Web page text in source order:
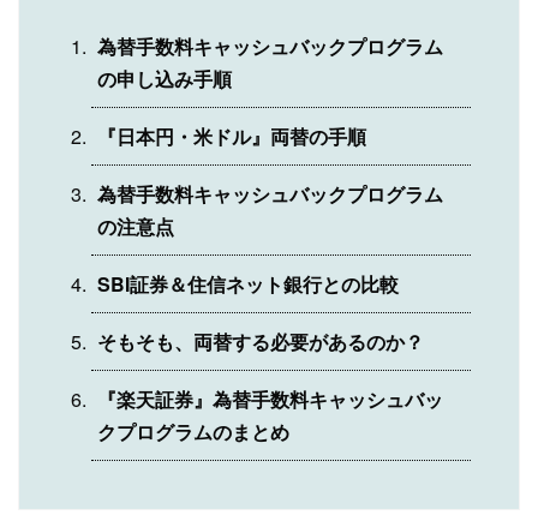
為替手数料キャッシュバックプログラム
の申し込み手順
『日本円・米ドル』両替の手順
為替手数料キャッシュバックプログラム
の注意点
SBI証券＆住信ネット銀行との比較
そもそも、両替する必要があるのか？
『楽天証券』為替手数料キャッシュバッ
クプログラムのまとめ